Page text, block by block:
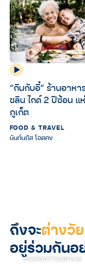
“กินกับอี๋” ร้านอาหา
ชลิน ไกด์ 2 ปีซ้อน แ
ภูเก็ต
FOOD & TRAVEL
นันท์นภัส โอดคง
ถึงจะต่างวัย
อยู่ร่วมกันอ
MANOOTTANGWAI